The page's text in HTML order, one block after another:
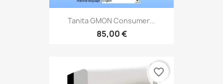
Tanita GMON Consumer...
85,00 €
favorite_border